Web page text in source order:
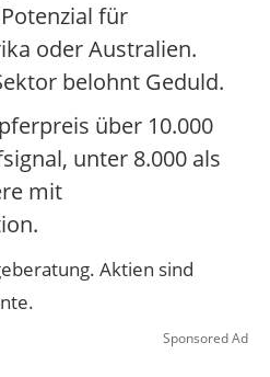
für
oder Australien.
belohnt Geduld.
über 10.000
unter 8.000 als
mit
Aktien sind
Sponsored Ad